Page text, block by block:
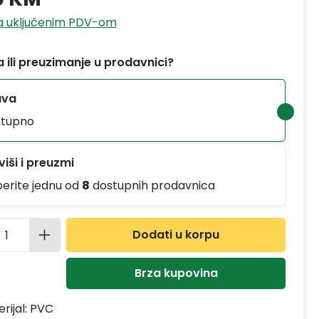
uključenim PDV-om
ili preuzimanje u prodavnici?
i preuzmi
jednu od 8 dostupnih prodavnica
proizvoda: Unesite željenu
Dodati u korpu
Brza kupovina
PVC